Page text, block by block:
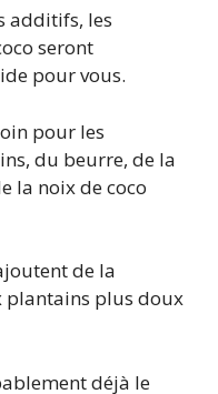
additifs, les
seront
pour vous.
pour les
du beurre, de la
la noix de coco
de la
plantains plus doux
déjà le